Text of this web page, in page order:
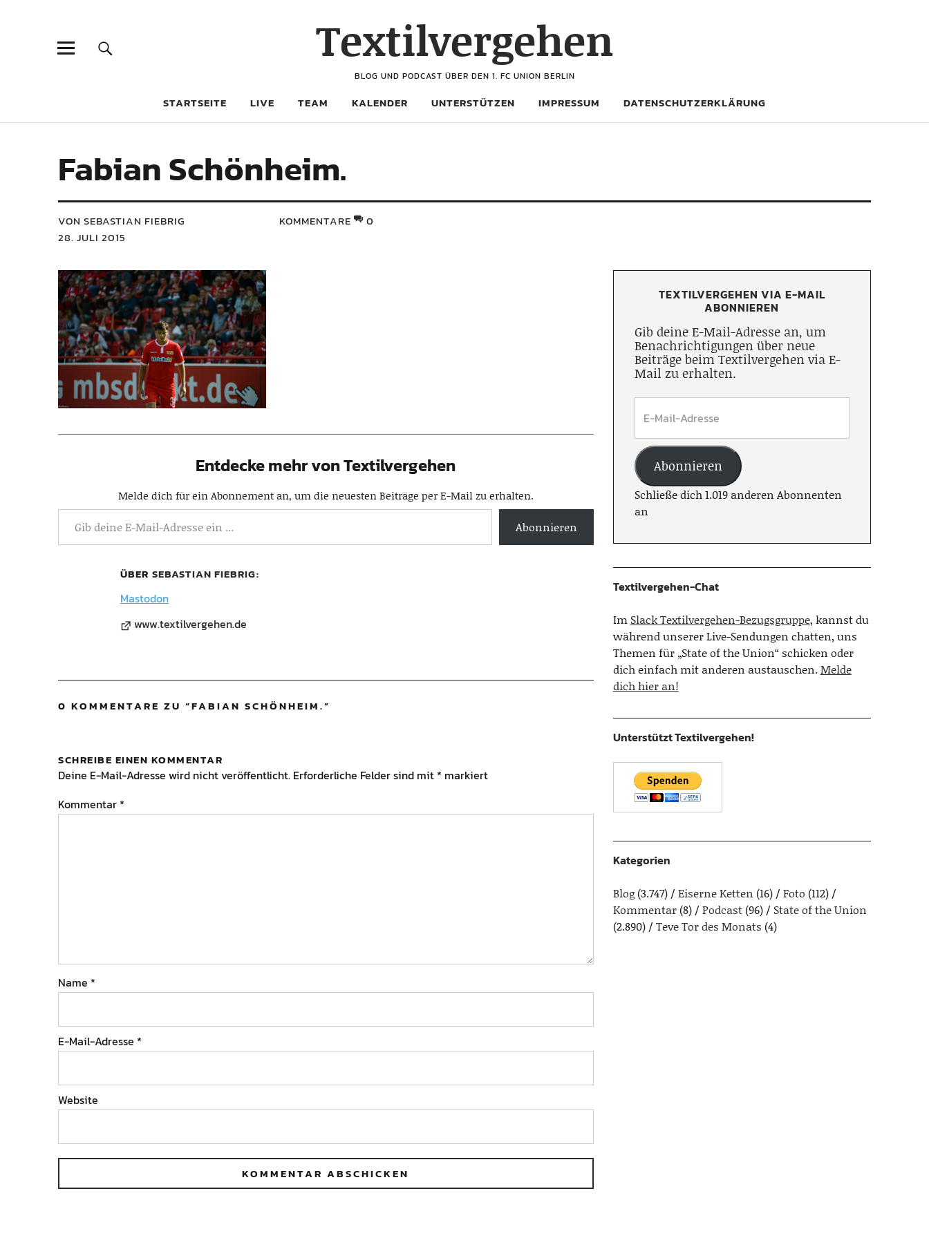
Textilvergehen
BLOG UND PODCAST ÜBER DEN 1. FC UNION BERLIN
STARTSEITE LIVE TEAM KALENDER UNTERSTÜTZEN IMPRESSUM DATENSCHUTZERKLÄRUNG
Fabian Schönheim.
VON SEBASTIAN FIEBRIG
28. JULI 2015
KOMMENTARE 0
Entdecke mehr von Textilvergehen
Melde dich für ein Abonnement an, um die neuesten Beiträge per E-Mail zu erhalten.
Abonnieren
ÜBER SEBASTIAN FIEBRIG
Mastodon
www.textilvergehen.de
0 KOMMENTARE ZU “FABIAN SCHÖNHEIM.”
SCHREIBE EINEN KOMMENTAR
Deine E-Mail-Adresse wird nicht veröffentlicht. Erforderliche Felder sind mit * markiert
Kommentar *
Name *
E-Mail-Adresse *
Website
TEXTILVERGEHEN VIA E-MAIL
ABONNIEREN
Gib deine E-Mail-Adresse an, um
Benachrichtigungen über neue
Beiträge beim Textilvergehen via E-
Mail zu erhalten.
Abonnieren
Schließe dich 1.019 anderen Abonnenten
an
Textilvergehen-Chat
Im Slack Textilvergehen-Bezugsgruppe, kannst du
während unserer Live-Sendungen chatten, uns
Themen für „State of the Union“ schicken oder
dich einfach mit anderen austauschen.Melde
dich hier an!
Unterstützt Textilvergehen!
Kategorien
Blog(3.747) Eiserne Ketten (16) Foto (112)
Kommentar(8) Podcast(96)
State of the Union
(2.890)
Teve Tor des Monats (4)